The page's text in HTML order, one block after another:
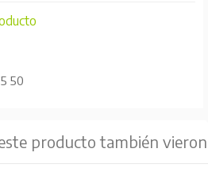
50
producto también vieron